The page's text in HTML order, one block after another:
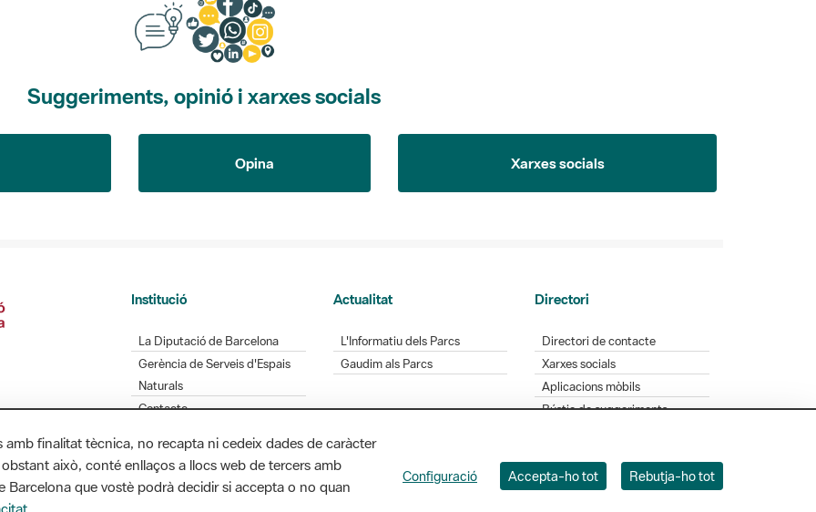
Suggeriments, opinió i xarxes socials
Opina Xarxes socials
Institució
La Diputació de Barcelona
Gerència de Serveis d'Espais
Naturals
Contacte
Actualitat
L'Informatiu dels Parcs
Gaudim als Parcs
Directori
Directori de contacte
Xarxes socials
Aplicacions mòbils
Bústia de suggeriments
Diputació de Barcelona. Edifici Llacuna, 1a planta. Badajoz, 49. 08005 Barcelona. Tel. 934 022 428
finalitat tècnica, no recapta ni cedeix dades de caràcter
això, conté enllaços a llocs web de tercers amb
Barcelona que vostè podrà decidir si accepta o no quan
Configuració Accepta-ho tot Rebutja-ho tot